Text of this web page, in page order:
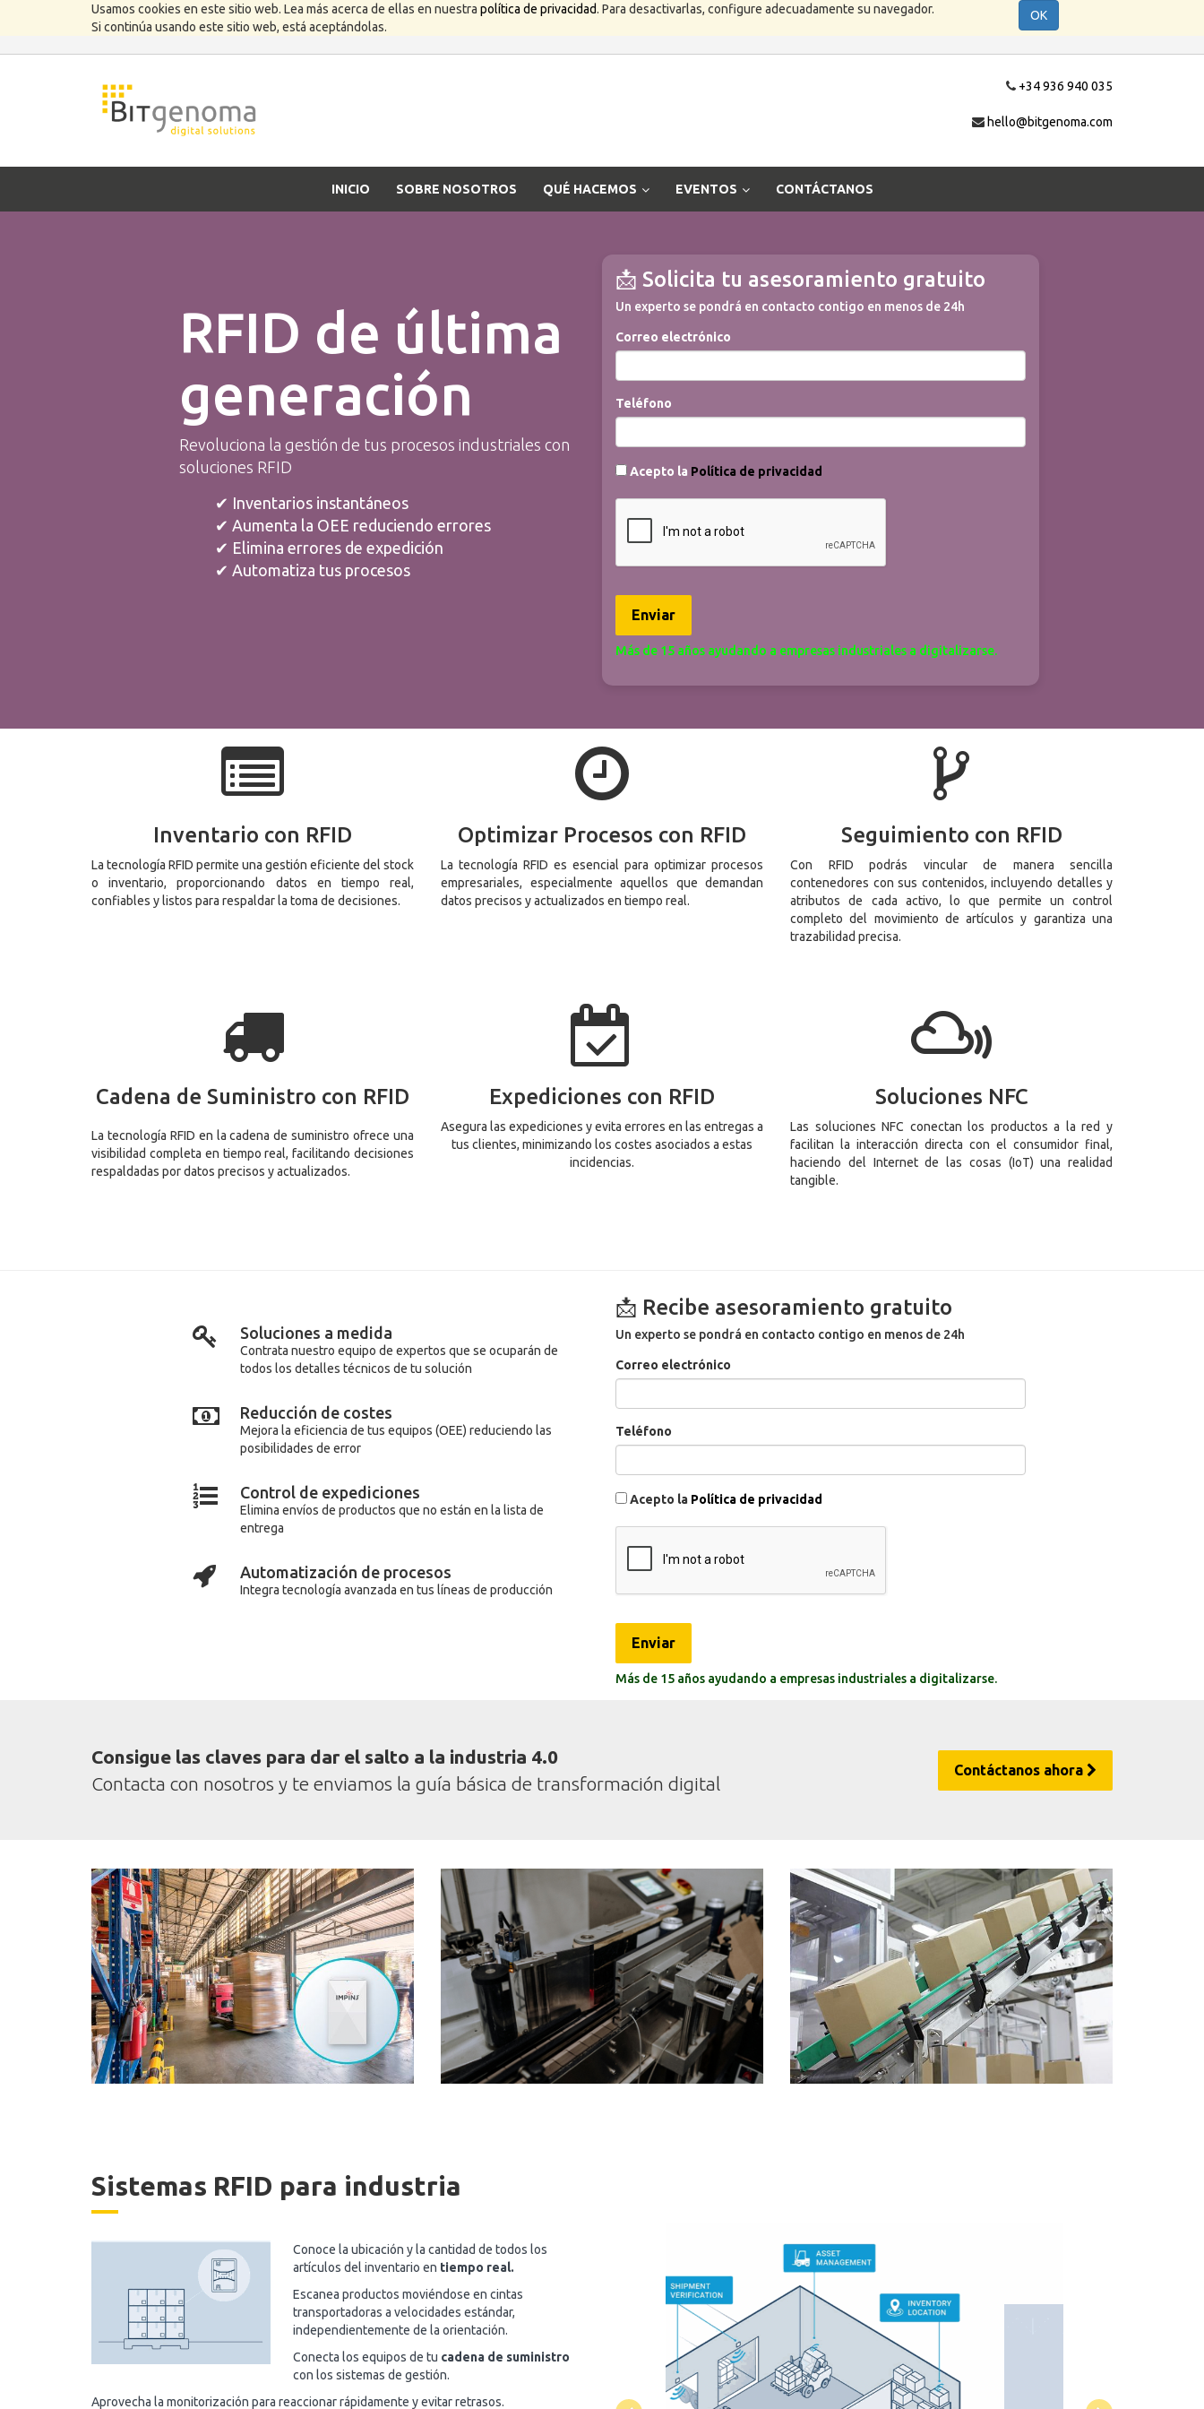
Usamos cookies en este sitio web. Lea más acerca de ellas en nuestra política de privacidad. Para desactivarlas, configure adecuadamente su navegador.
Si continúa usando este sitio web, está aceptándolas.
OK
+34 936 940 035
hello@bitgenoma.com
INICIO SOBRE NOSOTROS QUÉ HACEMOS EVENTOS CONTÁCTANOS
RFID de última
generación
Revoluciona la gestión de tus procesos industriales con
soluciones RFID
✔ Inventarios instantáneos
✔ Aumenta la OEE reduciendo errores
✔ Elimina errores de expedición
✔ Automatiza tus procesos
📩 Solicita tu asesoramiento gratuito
Un experto se pondrá en contacto contigo en menos de 24h
Correo electrónico
Teléfono
Acepto la Política de privacidad
Enviar
Más de 15 años ayudando a empresas industriales a digitalizarse.
Inventario con RFID
La tecnología RFID permite una gestión eficiente del stock
o inventario, proporcionando datos en tiempo real,
confiables y listos para respaldar la toma de decisiones.
Optimizar Procesos con RFID
La tecnología RFID es esencial para optimizar procesos
empresariales, especialmente aquellos que demandan
datos precisos y actualizados en tiempo real.
Seguimiento con RFID
Con RFID podrás vincular de manera sencilla
contenedores con sus contenidos, incluyendo detalles y
atributos de cada activo, lo que permite un control
completo del movimiento de artículos y garantiza una
trazabilidad precisa.
Cadena de Suministro con RFID
La tecnología RFID en la cadena de suministro ofrece una
visibilidad completa en tiempo real, facilitando decisiones
respaldadas por datos precisos y actualizados.
Expediciones con RFID
Asegura las expediciones y evita errores en las entregas a
tus clientes, minimizando los costes asociados a estas
incidencias.
Soluciones NFC
Las soluciones NFC conectan los productos a la red y
facilitan la interacción directa con el consumidor final,
haciendo del Internet de las cosas (IoT) una realidad
tangible.
Soluciones a medida
Contrata nuestro equipo de expertos que se ocuparán de
todos los detalles técnicos de tu solución
Reducción de costes
Mejora la eficiencia de tus equipos (OEE) reduciendo las
posibilidades de error
Control de expediciones
Elimina envíos de productos que no están en la lista de
entrega
Automatización de procesos
Integra tecnología avanzada en tus líneas de producción
📩 Recibe asesoramiento gratuito
Un experto se pondrá en contacto contigo en menos de 24h
Correo electrónico
Teléfono
Acepto la Política de privacidad
Enviar
Más de 15 años ayudando a empresas industriales a digitalizarse.
Consigue las claves para dar el salto a la industria 4.0
Contacta con nosotros y te enviamos la guía básica de transformación digital
Contáctanos ahora
Sistemas RFID para industria
Conoce la ubicación y la cantidad de todos los
artículos del inventario en tiempo real.
Escanea productos moviéndose en cintas
transportadoras a velocidades estándar,
independientemente de la orientación.
Conecta los equipos de tu cadena de suministro
con los sistemas de gestión.
Aprovecha la monitorización para reaccionar rápidamente y evitar retrasos.